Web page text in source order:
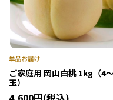
ご家庭用 岡山白桃 1kg（4
玉）